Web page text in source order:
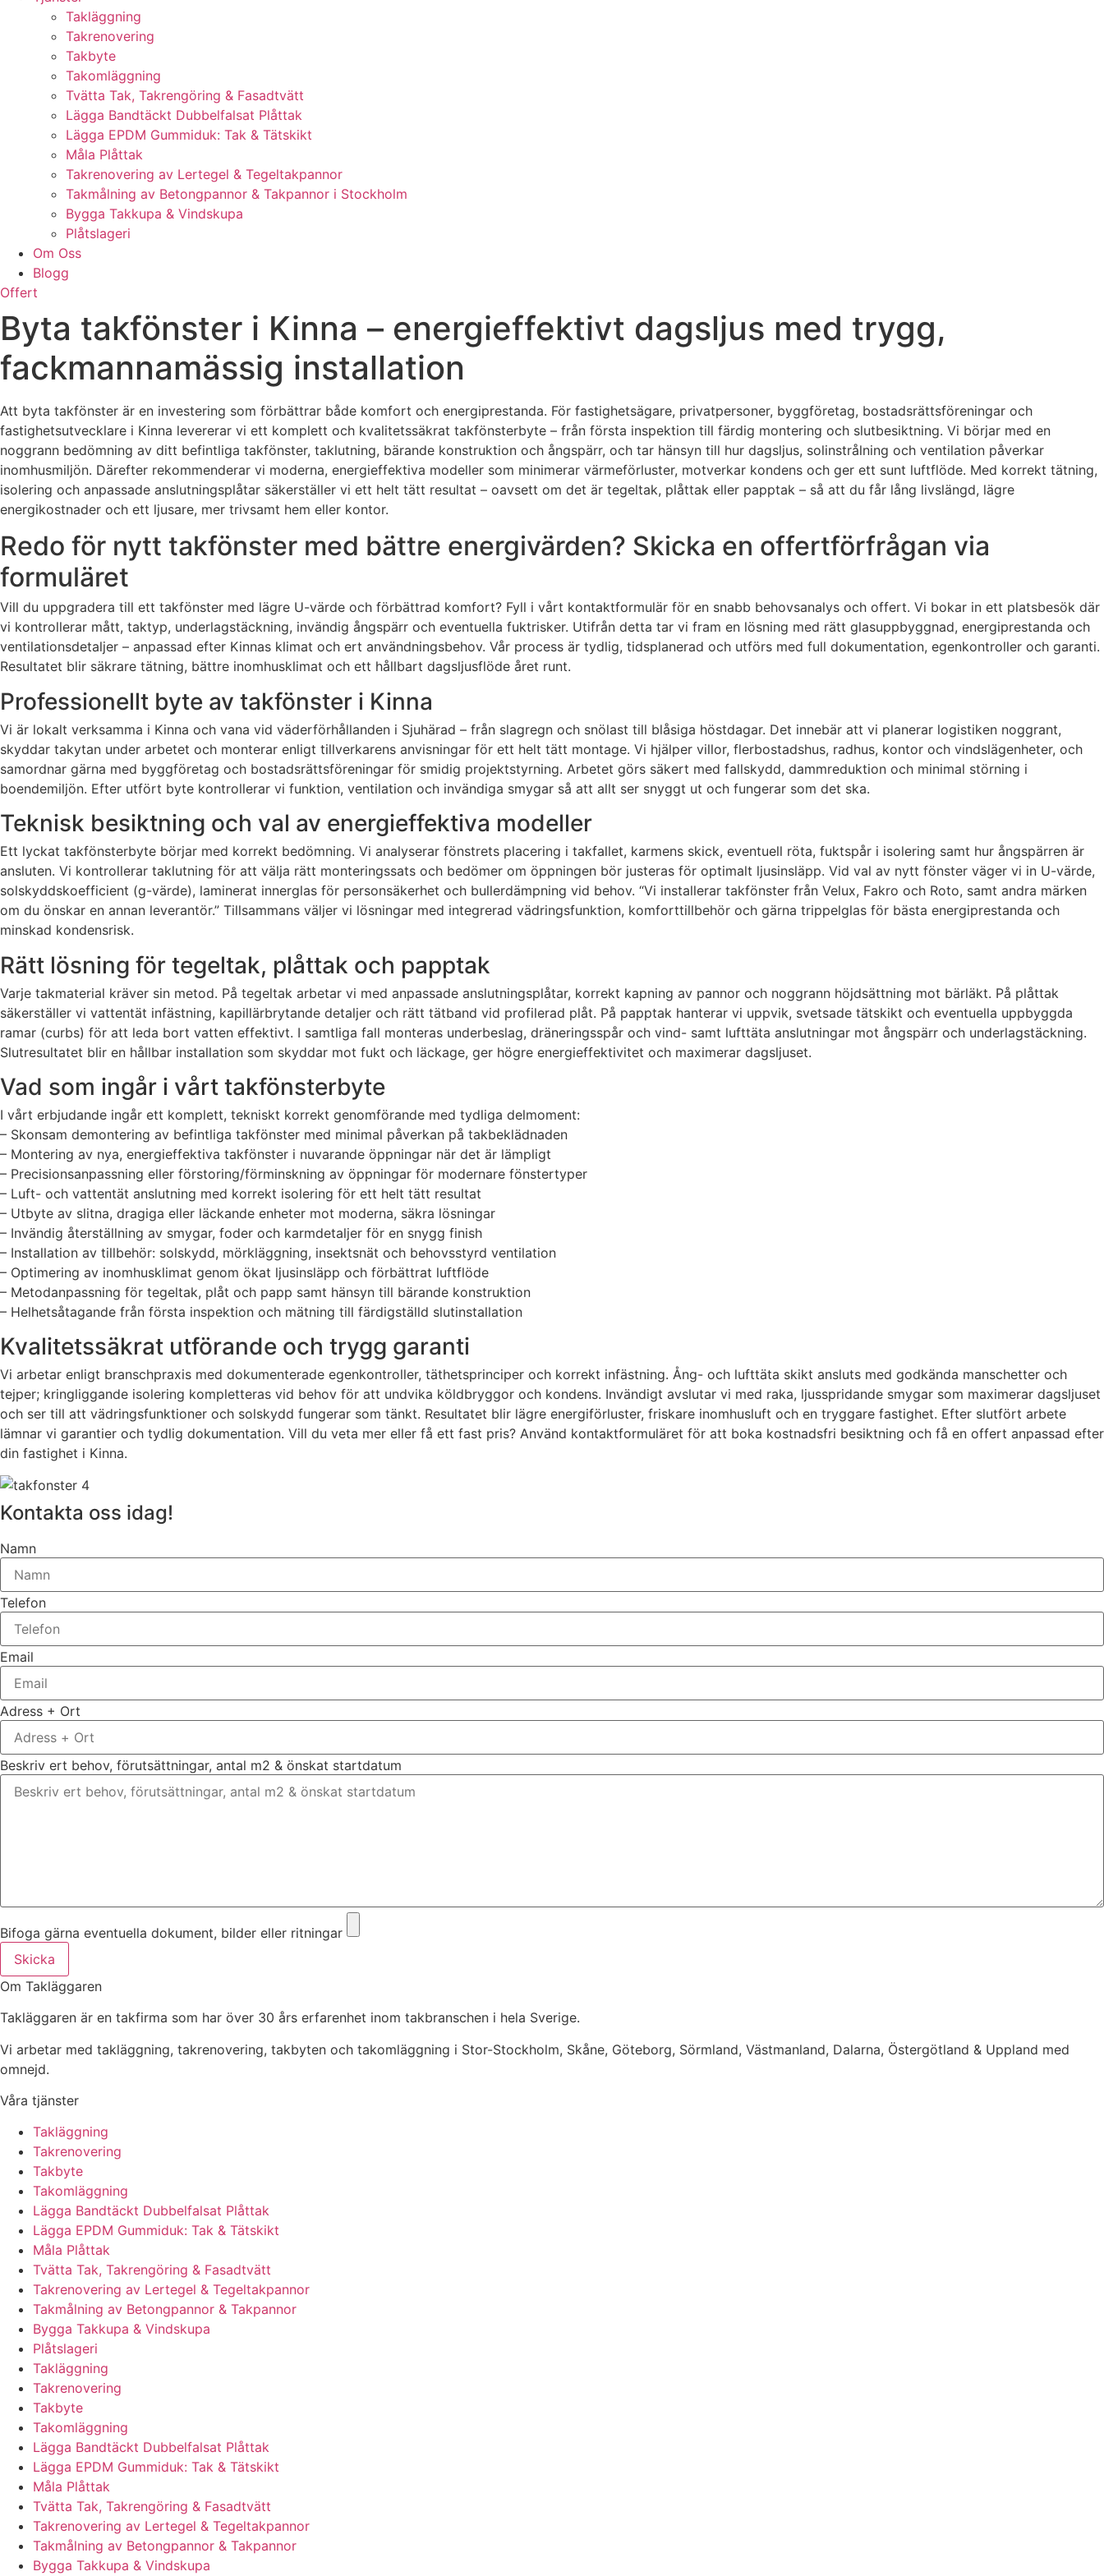
Takläggning
Takrenovering
Takbyte
Takomläggning
Tvätta Tak, Takrengöring & Fasadtvätt
Lägga Bandtäckt Dubbelfalsat Plåttak
Lägga EPDM Gummiduk: Tak & Tätskikt
Måla Plåttak
Takrenovering av Lertegel & Tegeltakpannor
Takmålning av Betongpannor & Takpannor i Stockholm
Bygga Takkupa & Vindskupa
Plåtslageri
Om Oss
Blogg
Offert
Byta takfönster i Kinna – energieffektivt dagsljus med trygg,
fackmannamässig installation
Att byta takfönster är en investering som förbättrar både komfort och energiprestanda. För fastighetsägare, privatpersoner, byggföretag, bostadsrättsföreningar och
fastighetsutvecklare i Kinna levererar vi ett komplett och kvalitetssäkrat takfönsterbyte – från första inspektion till färdig montering och slutbesiktning. Vi börjar med en
noggrann bedömning av ditt befintliga takfönster, taklutning, bärande konstruktion och ångspärr, och tar hänsyn till hur dagsljus, solinstrålning och ventilation påverkar
inomhusmiljön. Därefter rekommenderar vi moderna, energieffektiva modeller som minimerar värmeförluster, motverkar kondens och ger ett sunt luftflöde. Med korrekt tätning,
isolering och anpassade anslutningsplåtar säkerställer vi ett helt tätt resultat – oavsett om det är tegeltak, plåttak eller papptak – så att du får lång livslängd, lägre
energikostnader och ett ljusare, mer trivsamt hem eller kontor.
Redo för nytt takfönster med bättre energivärden? Skicka en offertförfrågan via
formuläret
Vill du uppgradera till ett takfönster med lägre U-värde och förbättrad komfort? Fyll i vårt kontaktformulär för en snabb behovsanalys och offert. Vi bokar in ett platsbesök där
vi kontrollerar mått, taktyp, underlagstäckning, invändig ångspärr och eventuella fuktrisker. Utifrån detta tar vi fram en lösning med rätt glasuppbyggnad, energiprestanda och
ventilationsdetaljer – anpassad efter Kinnas klimat och ert användningsbehov. Vår process är tydlig, tidsplanerad och utförs med full dokumentation, egenkontroller och garanti.
Resultatet blir säkrare tätning, bättre inomhusklimat och ett hållbart dagsljusflöde året runt.
Professionellt byte av takfönster i Kinna
Vi är lokalt verksamma i Kinna och vana vid väderförhållanden i Sjuhärad – från slagregn och snölast till blåsiga höstdagar. Det innebär att vi planerar logistiken noggrant,
skyddar takytan under arbetet och monterar enligt tillverkarens anvisningar för ett helt tätt montage. Vi hjälper villor, flerbostadshus, radhus, kontor och vindslägenheter, och
samordnar gärna med byggföretag och bostadsrättsföreningar för smidig projektstyrning. Arbetet görs säkert med fallskydd, dammreduktion och minimal störning i
boendemiljön. Efter utfört byte kontrollerar vi funktion, ventilation och invändiga smygar så att allt ser snyggt ut och fungerar som det ska.
Teknisk besiktning och val av energieffektiva modeller
Ett lyckat takfönsterbyte börjar med korrekt bedömning. Vi analyserar fönstrets placering i takfallet, karmens skick, eventuell röta, fuktspår i isolering samt hur ångspärren är
ansluten. Vi kontrollerar taklutning för att välja rätt monteringssats och bedömer om öppningen bör justeras för optimalt ljusinsläpp. Vid val av nytt fönster väger vi in U-värde,
solskyddskoefficient (g-värde), laminerat innerglas för personsäkerhet och bullerdämpning vid behov. “Vi installerar takfönster från Velux, Fakro och Roto, samt andra märken
om du önskar en annan leverantör.” Tillsammans väljer vi lösningar med integrerad vädringsfunktion, komforttillbehör och gärna trippelglas för bästa energiprestanda och
minskad kondensrisk.
Rätt lösning för tegeltak, plåttak och papptak
Varje takmaterial kräver sin metod. På tegeltak arbetar vi med anpassade anslutningsplåtar, korrekt kapning av pannor och noggrann höjdsättning mot bärläkt. På plåttak
säkerställer vi vattentät infästning, kapillärbrytande detaljer och rätt tätband vid profilerad plåt. På papptak hanterar vi uppvik, svetsade tätskikt och eventuella uppbyggda
ramar (curbs) för att leda bort vatten effektivt. I samtliga fall monteras underbeslag, dräneringsspår och vind- samt lufttäta anslutningar mot ångspärr och underlagstäckning.
Slutresultatet blir en hållbar installation som skyddar mot fukt och läckage, ger högre energieffektivitet och maximerar dagsljuset.
Vad som ingår i vårt takfönsterbyte
I vårt erbjudande ingår ett komplett, tekniskt korrekt genomförande med tydliga delmoment:
– Skonsam demontering av befintliga takfönster med minimal påverkan på takbeklädnaden
– Montering av nya, energieffektiva takfönster i nuvarande öppningar när det är lämpligt
– Precisionsanpassning eller förstoring/förminskning av öppningar för modernare fönstertyper
– Luft- och vattentät anslutning med korrekt isolering för ett helt tätt resultat
– Utbyte av slitna, dragiga eller läckande enheter mot moderna, säkra lösningar
– Invändig återställning av smygar, foder och karmdetaljer för en snygg finish
– Installation av tillbehör: solskydd, mörkläggning, insektsnät och behovsstyrd ventilation
– Optimering av inomhusklimat genom ökat ljusinsläpp och förbättrat luftflöde
– Metodanpassning för tegeltak, plåt och papp samt hänsyn till bärande konstruktion
– Helhetsåtagande från första inspektion och mätning till färdigställd slutinstallation
Kvalitetssäkrat utförande och trygg garanti
Vi arbetar enligt branschpraxis med dokumenterade egenkontroller, täthetsprinciper och korrekt infästning. Ång- och lufttäta skikt ansluts med godkända manschetter och
tejper; kringliggande isolering kompletteras vid behov för att undvika köldbryggor och kondens. Invändigt avslutar vi med raka, ljusspridande smygar som maximerar dagsljuset
och ser till att vädringsfunktioner och solskydd fungerar som tänkt. Resultatet blir lägre energiförluster, friskare inomhusluft och en tryggare fastighet. Efter slutfört arbete
lämnar vi garantier och tydlig dokumentation. Vill du veta mer eller få ett fast pris? Använd kontaktformuläret för att boka kostnadsfri besiktning och få en offert anpassad efter
din fastighet i Kinna.
Kontakta oss idag!
Namn
Telefon
Email
Adress + Ort
Beskriv ert behov, förutsättningar, antal m2 & önskat startdatum
Bifoga gärna eventuella dokument, bilder eller ritningar
Skicka
Om Takläggaren
Takläggaren är en takfirma som har över 30 års erfarenhet inom takbranschen i hela Sverige.
Vi arbetar med takläggning, takrenovering, takbyten och takomläggning i Stor-Stockholm, Skåne, Göteborg, Sörmland, Västmanland, Dalarna, Östergötland & Uppland med
omnejd.
Våra tjänster
Takläggning
Takrenovering
Takbyte
Takomläggning
Lägga Bandtäckt Dubbelfalsat Plåttak
Lägga EPDM Gummiduk: Tak & Tätskikt
Måla Plåttak
Tvätta Tak, Takrengöring & Fasadtvätt
Takrenovering av Lertegel & Tegeltakpannor
Takmålning av Betongpannor & Takpannor
Bygga Takkupa & Vindskupa
Plåtslageri
Takläggning
Takrenovering
Takbyte
Takomläggning
Lägga Bandtäckt Dubbelfalsat Plåttak
Lägga EPDM Gummiduk: Tak & Tätskikt
Måla Plåttak
Tvätta Tak, Takrengöring & Fasadtvätt
Takrenovering av Lertegel & Tegeltakpannor
Takmålning av Betongpannor & Takpannor
Bygga Takkupa & Vindskupa